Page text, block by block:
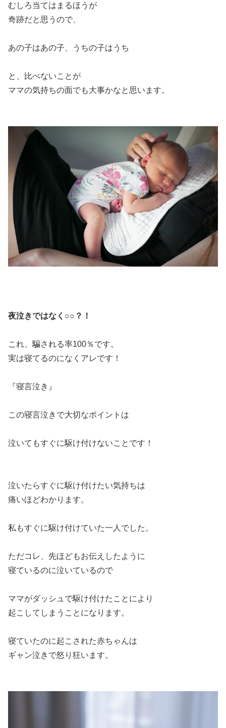
むしろ当てはまるほうが
奇跡だと思うので、
あの子はあの子、うちの子はうち
と、比べないことが
ママの気持ちの面でも大事かなと思います。
夜泣きではなく○○？！
これ、騙される率100％です。
実は寝てるのになくアレです！
『寝言泣き』
この寝言泣きで大切なポイントは
泣いてもすぐに駆け付けないことです！
泣いたらすぐに駆け付けたい気持ちは
痛いほどわかります。
私もすぐに駆け付けていた一人でした。
ただコレ、先ほどもお伝えしたように
寝ているのに泣いているので
ママがダッシュで駆け付けたことにより
起こしてしまうことになります。
寝ていたのに起こされた赤ちゃんは
ギャン泣きで怒り狂います。